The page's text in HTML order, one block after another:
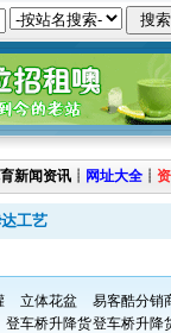
新闻资讯 ┊ 网址大全 ┊
工艺
立体花盆
易客酷分销
登车桥升降货登车桥升降